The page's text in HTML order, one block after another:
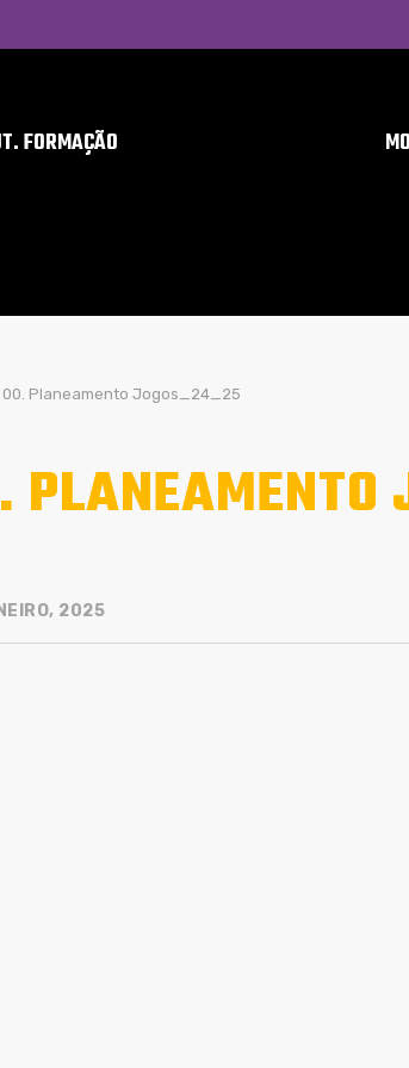
FORMAÇÃO
00. Planeamento Jogos_24_25
PLANEAMENTO
2025